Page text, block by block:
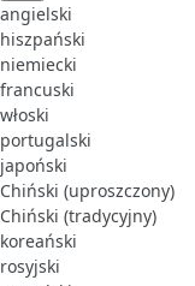
angielski
hiszpański
niemiecki
francuski
włoski
portugalski
japoński
Chiński (uproszczony)
Chiński (tradycyjny)
koreański
rosyjski